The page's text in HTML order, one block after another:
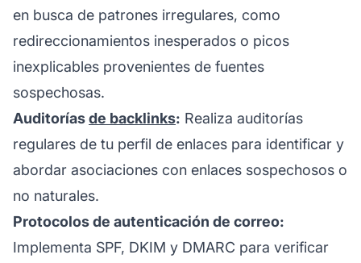
en busca de patrones irregulares, como
redireccionamientos inesperados o picos
inexplicables provenientes de fuentes
sospechosas.
Auditoríasde backlinks: Realiza auditorías
regulares de tu perfil de enlaces para identificar y
abordar asociaciones con enlaces sospechosos o
no naturales.
Protocolos de autenticación de correo:
Implementa SPF, DKIM y DMARC para verificar